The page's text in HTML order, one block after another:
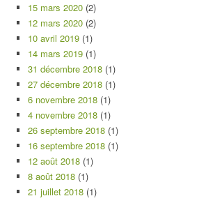
15 mars 2020 (2)
12 mars 2020 (2)
10 avril 2019 (1)
14 mars 2019 (1)
31 décembre 2018 (1)
27 décembre 2018 (1)
6 novembre 2018 (1)
4 novembre 2018 (1)
26 septembre 2018 (1)
16 septembre 2018 (1)
12 août 2018 (1)
8 août 2018 (1)
21 juillet 2018 (1)